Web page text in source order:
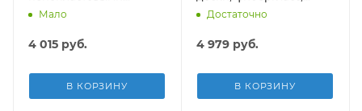
вставками для SUP-
размер XL/XXL
Мало
4 015 руб.
В КОРЗИНУ
трехсекционное,
см
Достаточно
4 979 руб.
В КОРЗИНУ